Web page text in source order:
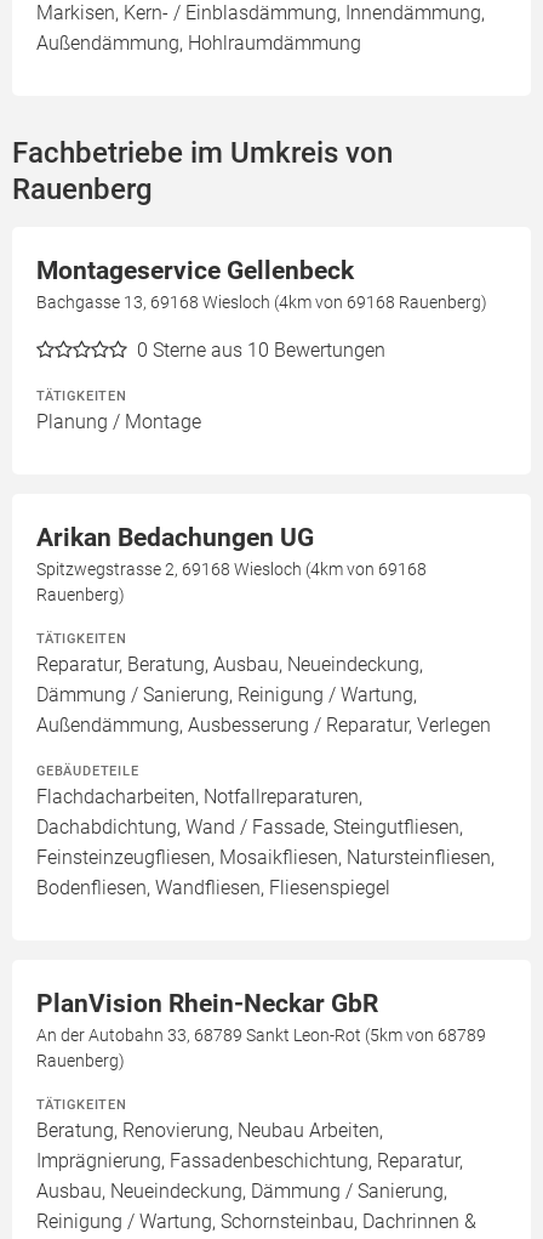
Markisen, Kern- / Einblasdämmung, Innendämmung,
Außendämmung, Hohlraumdämmung
Fachbetriebe im Umkreis von
Rauenberg
Montageservice Gellenbeck
Bachgasse 13, 69168 Wiesloch (4km von 69168 Rauenberg)
0 Sterne aus 10 Bewertungen
TÄTIGKEITEN
Planung / Montage
Arikan Bedachungen UG
Spitzwegstrasse 2, 69168 Wiesloch (4km von 69168
Rauenberg)
TÄTIGKEITEN
Reparatur, Beratung, Ausbau, Neueindeckung,
Dämmung / Sanierung, Reinigung / Wartung,
Außendämmung, Ausbesserung / Reparatur, Verlegen
GEBÄUDETEILE
Flachdacharbeiten, Notfallreparaturen,
Dachabdichtung, Wand / Fassade, Steingutfliesen,
Feinsteinzeugfliesen, Mosaikfliesen, Natursteinfliesen,
Bodenfliesen, Wandfliesen, Fliesenspiegel
PlanVision Rhein-Neckar GbR
An der Autobahn 33, 68789 Sankt Leon-Rot (5km von 68789
Rauenberg)
TÄTIGKEITEN
Beratung, Renovierung, Neubau Arbeiten,
Imprägnierung, Fassadenbeschichtung, Reparatur,
Ausbau, Neueindeckung, Dämmung / Sanierung,
Reinigung / Wartung, Schornsteinbau, Dachrinnen &